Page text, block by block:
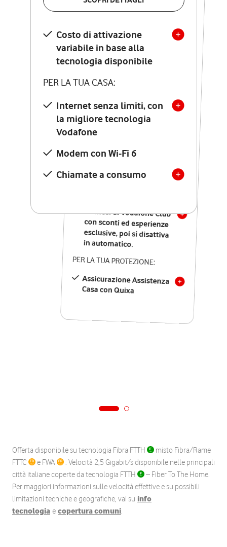
Costo di attivazione
variabile in base alla
tecnologia disponibile
PER LA TUA CASA:
Internet senza limiti, con
la migliore tecnologia
Vodafone
Modem con Wi-Fi 6
Chiamate a consumo
Costo di attivazione
variabile in base alla
tecnologia disponibile
PER LA TUA CASA:
Internet senza limiti, con
la migliore tecnologia
Vodafone
Modem Seven con Wi-Fi 7
Chiamate illimitate verso
numeri fissi e mobili
nazionali
12 mesi di Vodafone Club
con sconti ed esperienze
esclusive, poi si disattiva
in automatico.
PER LA TUA PROTEZIONE:
Assicurazione Assistenza
Casa con Quixa
Offerta disponibile su tecnologia Fibra FTTH
misto Fibra/Rame
FTTC
e FWA
. Velocità 2,5 Gigabit/s disponibile nelle principali
città italiane coperte da tecnologia FTTH
– Fiber To The Home.
Per maggiori informazioni sulle velocità effettive e su possibili
limitazioni tecniche e geografiche, vai su info
tecnologia e copertura comuni.